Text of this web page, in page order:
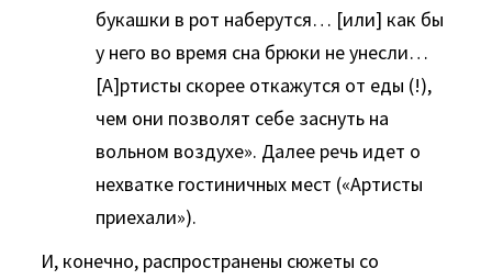
букашки в рот наберутся… [или] как бы
у него во время сна брюки не унесли…
[А]ртисты скорее откажутся от еды (!),
чем они позволят себе заснуть на
вольном воздухе». Далее речь идет о
нехватке гостиничных мест («Артисты
приехали»).
И, конечно, распространены сюжеты со